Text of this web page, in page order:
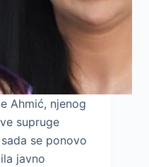
Ahmić, njenog
supruge
se ponovo
javno